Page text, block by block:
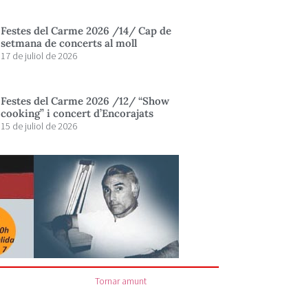
Festes del Carme 2026 /14/ Cap de
setmana de concerts al moll
17 de juliol de 2026
Festes del Carme 2026 /12/ “Show
cooking” i concert d’Encorajats
15 de juliol de 2026
Tornar amunt